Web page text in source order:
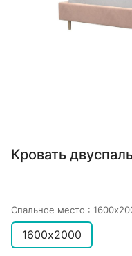
Кровать
Спальное место :
1600х2000